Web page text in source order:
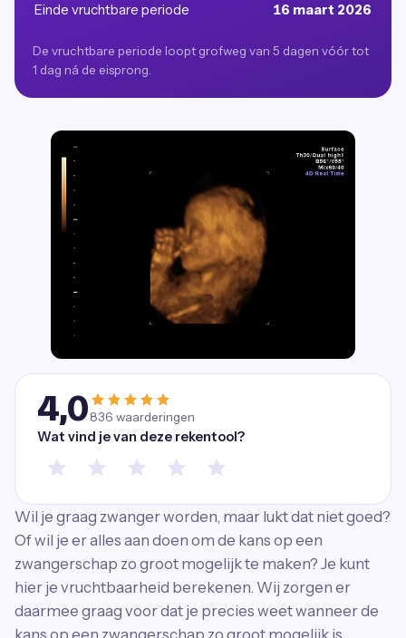
Einde vruchtbare periode 16 maart 2026
De vruchtbare periode loopt grofweg van 5 dagen vóór tot
1 dag ná de eisprong.
4,0836 waarderingen
Wat vind je van deze rekentool?
Wil je graag zwanger worden, maar lukt dat niet goed?
Of wil je er alles aan doen om de kans op een
zwangerschap zo groot mogelijk te maken? Je kunt
hier je vruchtbaarheid berekenen. Wij zorgen er
daarmee graag voor dat je precies weet wanneer de